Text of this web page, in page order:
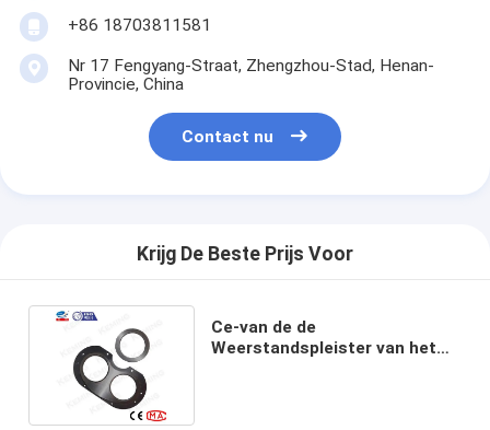
+86 18703811581
Nr 17 Fengyang-Straat, Zhengzhou-Stad, Henan-
Provincie, China
Contact nu
Krijg De Beste Prijs Voor
Ce-van de de
Weerstandspleister van het